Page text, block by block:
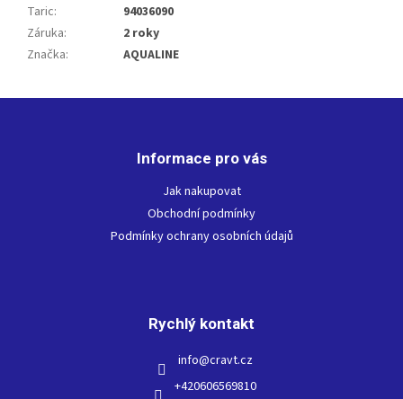
Taric:
94036090
Záruka:
2 roky
Značka: AQUALINE
Informace pro vás
Jak nakupovat
Obchodní podmínky
Podmínky ochrany osobních údajů
Rychlý kontakt
info@cravt.cz
+420606569810